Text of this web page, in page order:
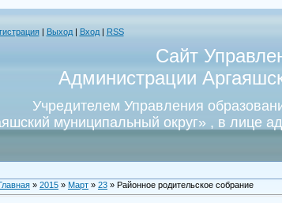
Выход| Вход RSS
Сайт
Администрации
Учредителем Управления
муниципальный округ» , в лице
Главная » 2015 » Март » 23 » Районное родительское собрание